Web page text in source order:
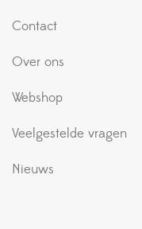
Contact
Over ons
Webshop
Veelgestelde vragen
Nieuws